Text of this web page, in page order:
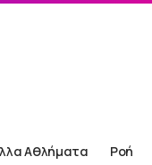
Αθλήματα Ροή